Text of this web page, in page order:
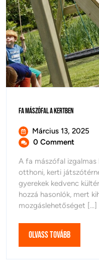
Fa Mászófal A KertbenMászófal
Kertben
Március 13, 2025
0 Comment
A fa mászófal
otthoni, kerti
gyerekek kedvenc
hozzá hasonlók, mert
mozgáslehetőséget [...]
Olvass TovábbOlvass
Tovább